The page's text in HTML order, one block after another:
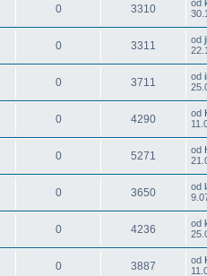
0 3310 od
0 3311 od
0 3711 od
0 4290 od
0 5271 od
0 3650 od
0 4236 od
0 3887 od